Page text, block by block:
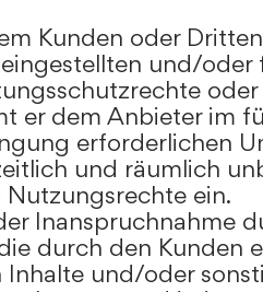
Kunden oder
und/
er dem Anbieter im
erforderlichen
und räumlich
ein.
Inanspruchnahme
durch den Kunden
Inhalte und/oder